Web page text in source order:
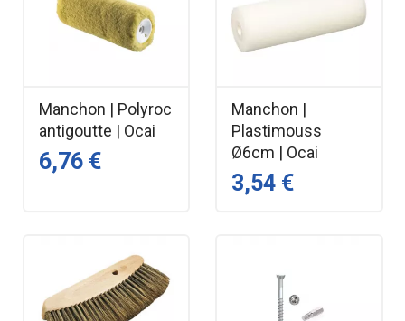
Manchon | Polyroc
antigoutte | Ocai
6,76 €
Manchon |
Plastimouss
Ø6cm | Ocai
3,54 €